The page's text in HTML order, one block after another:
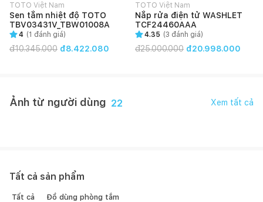
TOTO Việt Nam
Sen tắm nhiệt độ TOTO
TBV03431V_TBW01008A
4 (1 đánh giá)
đ10.345.000 đ8.422.080
TOTO Việt Nam
Nắp rửa điện tử WASHLET
TCF24460AAA
4.35 (3 đánh giá)
đ25.000.000 đ20.998.000
Ảnh từ người dùng 22 Xem tất cả
Mai Mốc
Tất cả sản phẩm
Tất cả Đồ dùng phòng tắm